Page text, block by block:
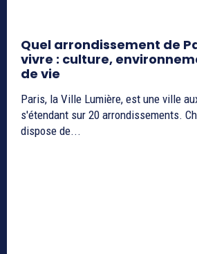
Quel arrondissement de
vivre : culture,
de vie
Paris, la Ville Lumière, est une ville
s'étendant sur 20 arrondissements.
dispose de...